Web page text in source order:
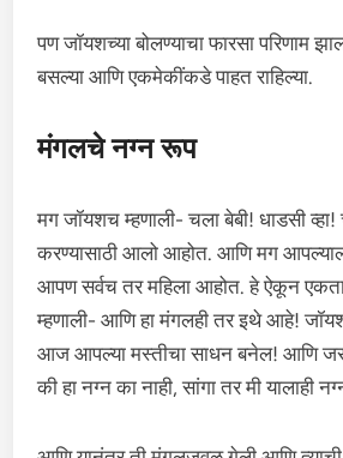
पण जॉयशच्या बोलण्याचा फारसा परिणाम
बसल्या आणि एकमेकींकडे पाहत राहिल्या.
मंगलचे नग्न रूप
मग जॉयशच म्हणाली- चला बेबी! धाडसी
करण्यासाठी आलो आहोत. आणि मग
आपण सर्वच तर महिला आहोत. हे ऐकून एकता
म्हणाली- आणि हा मंगलही तर इथे आहे!
आज आपल्या मस्तीचा साधन बनेल! आणि
की हा नग्न का नाही, सांगा तर मी यालाही